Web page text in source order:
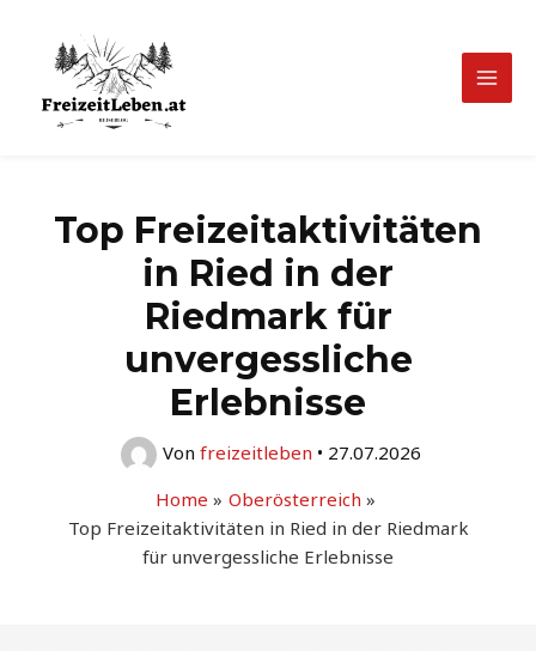
springen
Main
Top Freizeitaktivitäten
in Ried in der
Riedmark für
unvergessliche
Erlebnisse
Von freizeitleben • 27.07.2026
Home
Oberösterreich
Top Freizeitaktivitäten in Ried in der Riedmark
für unvergessliche Erlebnisse